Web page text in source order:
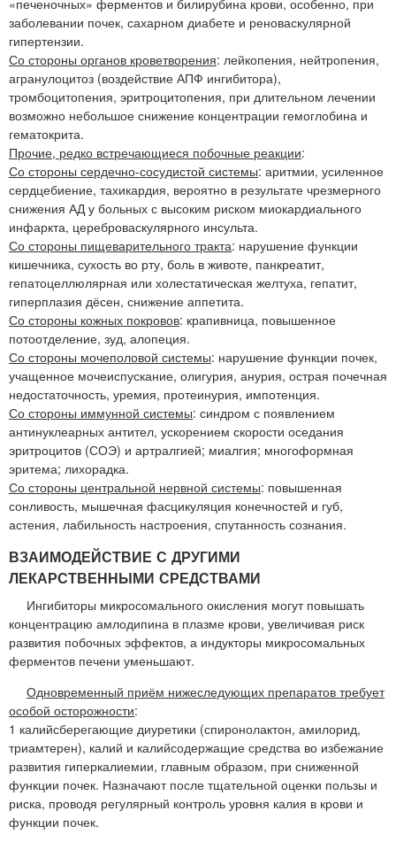
заболевании почек, сахарном диабете и реноваскулярной
гипертензии.
Со стороны органов кроветворения: лейкопения, нейтропения,
агранулоцитоз (воздействие АПФ ингибитора),
тромбоцитопения, эритроцитопения, при длительном лечении
возможно небольшое снижение концентрации гемоглобина и
гематокрита.
Прочие, редко встречающиеся побочные реакции:
Со стороны сердечно-сосудистой системы: аритмии, усиленное
сердцебиение, тахикардия, вероятно в результате чрезмерного
снижения АД у больных с высоким риском миокардиального
инфаркта, цереброваскулярного инсульта.
Со стороны пищеварительного тракта: нарушение функции
кишечника, сухость во рту, боль в животе, панкреатит,
гепатоцеллюлярная или холестатическая желтуха, гепатит,
гиперплазия дёсен, снижение аппетита.
Со стороны кожных покровов: крапивница, повышенное
потоотделение, зуд, алопеция.
Со стороны мочеполовой системы: нарушение функции почек,
учащенное мочеиспускание, олигурия, анурия, острая почечная
недостаточность, уремия, протеинурия, импотенция.
Со стороны иммунной системы: синдром с появлением
антинуклеарных антител, ускорением скорости оседания
эритроцитов (СОЭ) и артралгией; миалгия; многоформная
эритема; лихорадка.
Со стороны центральной нервной системы: повышенная
сонливость, мышечная фасцикуляция конечностей и губ,
астения, лабильность настроения, спутанность сознания.
ВЗАИМОДЕЙСТВИЕ С ДРУГИМИ
ЛЕКАРСТВЕННЫМИ СРЕДСТВАМИ
Ингибиторы микросомального окисления могут повышать
концентрацию амлодипина в плазме крови, увеличивая риск
развития побочных эффектов, а индукторы микросомальных
ферментов печени уменьшают.
Одновременный приём нижеследующих препаратов требует
особой осторожности:
1 калийсберегающие диуретики (спиронолактон, амилорид,
триамтерен), калий и калийсодержащие средства во избежание
развития гиперкалиемии, главным образом, при сниженной
функции почек. Назначают после тщательной оценки пользы и
риска, проводя регулярный контроль уровня калия в крови и
функции почек.